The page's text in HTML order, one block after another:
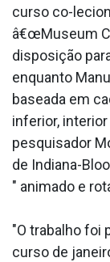
curso co-
â€œMuseum
disposição
enquanto
baseada em
inferior,
pesquisador
de Indiana-
" animado e
"O trabalho foi
curso de